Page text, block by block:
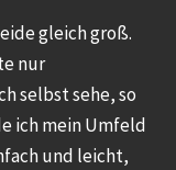
gleich groß.
nur
selbst sehe, so
ich mein Umfeld
und leicht,